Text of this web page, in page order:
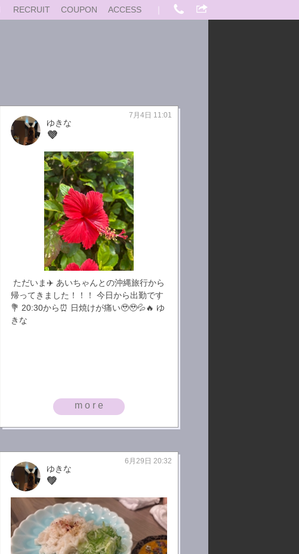
RECRUIT COUPON ACCESS
ゆきな
💜
7月4日 11:01
ただいま✈️ あいちゃんとの沖縄旅行から
帰ってきました！！！ 今日から出勤です
💐 20:30から⏰ 日焼けが痛い🥹🥹💦🔥 ゆ
きな
more
ゆきな
💚
6月29日 20:32